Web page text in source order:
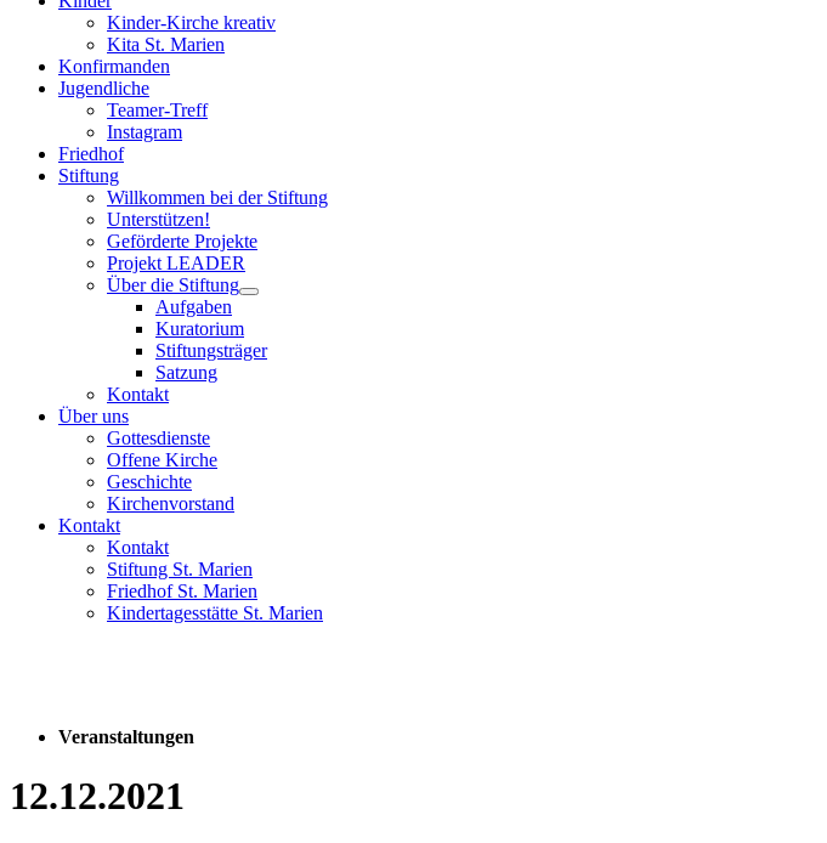
Kinder-Kirche kreativ
Kita St. Marien
Konfirmanden
Jugendliche
Teamer-Treff
Instagram
Friedhof
Stiftung
Willkommen bei der Stiftung
Unterstützen!
Geförderte Projekte
Projekt LEADER
Über die Stiftung
Aufgaben
Kuratorium
Stiftungsträger
Satzung
Kontakt
Über uns
Gottesdienste
Offene Kirche
Geschichte
Kirchenvorstand
Kontakt
Kontakt
Stiftung St. Marien
Friedhof St. Marien
Kindertagesstätte St. Marien
Veranstaltungen
12.12.2021